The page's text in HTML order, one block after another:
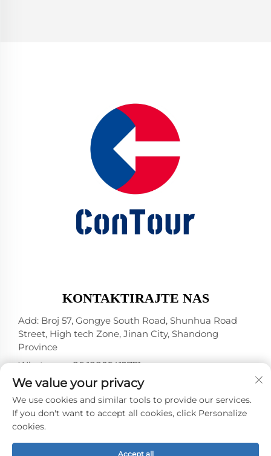
KONTAKTIRAJTE NAS
Add: Broj 57, Gongye South Road, Shunhua Road
Street, High tech Zone, Jinan City, Shandong
Province
Whatsapp:+86 18805412771
+1（314）5989651
E-mail:[email protected]
Technology Co., Ltd -Politika privatnosti
We value your privacy
We use cookies and similar tools to provide our services.
If you don't want to accept all cookies, click Personalize
cookies.
Accept all